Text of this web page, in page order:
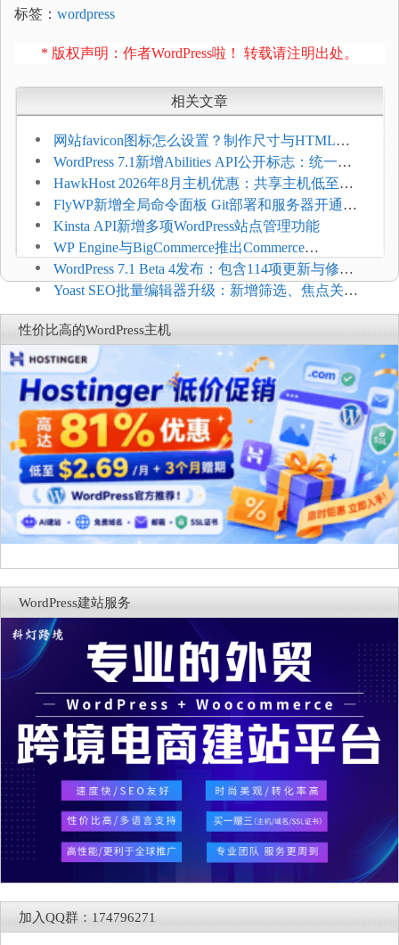
标签： wordpress
* 版权声明：作者WordPress啦！ 转载请注明出处。
相关文章
网站favicon图标怎么设置？制作尺寸与HTML添
加方法
WordPress 7.1新增Abilities API公开标志：统一支
持REST API、MCP与AI代理
HawkHost 2026年8月主机优惠：共享主机低至
$2.61/月，高性能主机同步折扣
FlyWP新增全局命令面板 Git部署和服务器开通更
方便
Kinsta API新增多项WordPress站点管理功能
WP Engine与BigCommerce推出Commerce
Connect：WordPress商店可保留前台体验并扩展电
商能力
WordPress 7.1 Beta 4发布：包含114项更新与修
复，仅建议在测试环境体验
Yoast SEO批量编辑器升级：新增筛选、焦点关键
词与AI元数据草稿
性价比高的WordPress主机
WordPress建站服务
加入QQ群：174796271